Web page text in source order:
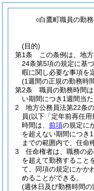
○白鷹町職員の勤
(目的)
第1条
この条例は、地
24条第5項の規定に基
暇に関し必要な事項を
(1週間の正規の勤務時
第2条
職員の勤務時間
い期間につき1週間当
2
地方公務員法第22条
員(以下「定年前再任
時間は、 前項の規定に
を超えない期間につき
までの範囲内で、任命
3
任命権者は、職務の
を超えて勤務すること
て、同項の規定にかか
めることができる。
(週休日及び勤務時間の